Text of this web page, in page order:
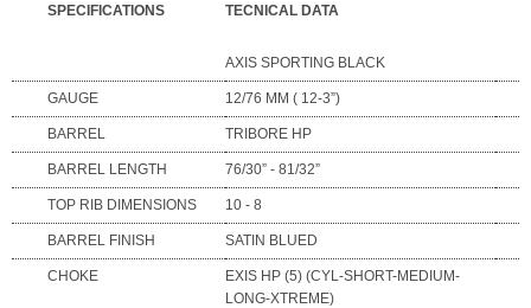
SPECIFICATIONS TECNICAL DATA
AXIS SPORTING BLACK
GAUGE 12/76 MM ( 12-3”)
BARREL TRIBORE HP
BARREL LENGTH 76/30” - 81/32”
TOP RIB DIMENSIONS 10 - 8
BARREL FINISH SATIN BLUED
CHOKE
EXIS HP (5) (CYL-SHORT-MEDIUM-
LONG-XTREME)